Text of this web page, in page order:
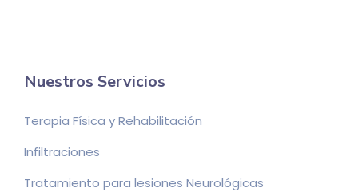
Nuestros Servicios
Terapia Física y Rehabilitación
Infiltraciones
Tratamiento para lesiones Neurológicas